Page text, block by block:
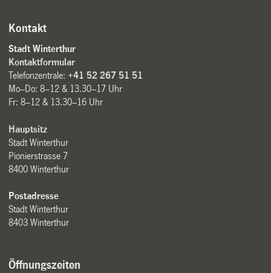
Kontakt
Stadt Winterthur
Kontaktformular
Telefonzentrale:+41 52 267 51 51
Mo–Do: 8–12 & 13.30–17 Uhr
Fr: 8–12 & 13.30–16 Uhr
Hauptsitz
Stadt Winterthur
Pionierstrasse 7
8400 Winterthur
Postadresse
Stadt Winterthur
8403 Winterthur
Öffnungszeiten